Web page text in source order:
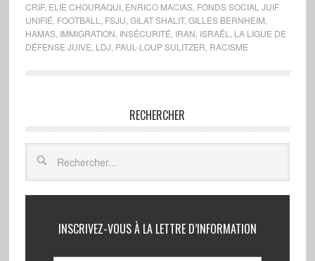
CRIF, ELIE CHOURAQUI, ENRICO MACIAS, FONDS SOCIAL JUIF
UNIFIÉ FOOTBALL FSJU GILAT SHALIT, GILLES BERNHEIM
HAMAS, IMMIGRATION INSÉCURITÉ IRAN ISRAËL
LA LIGUE DE
DÉFENSE JUIVE LDJ PAUL-LOUP SULITZER RACISME
RECHERCHER
INSCRIVEZ-VOUS À LA LETTRE D’INFORMATION